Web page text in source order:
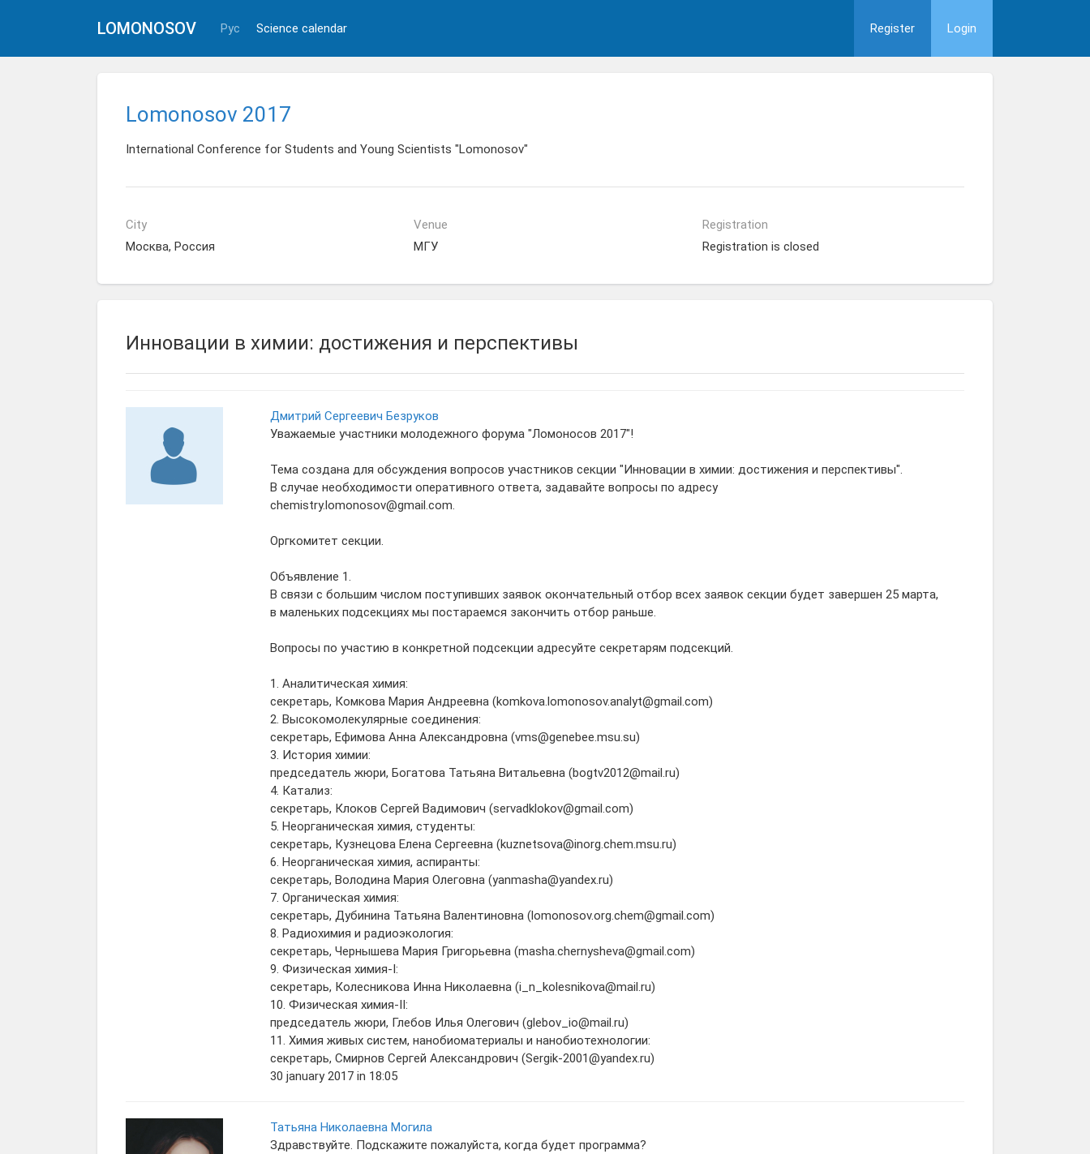
LOMONOSOV Рус Science calendar Register Login
Lomonosov 2017
International Conference for Students and Young Scientists "Lomonosov"
City
Москва, Россия
Venue
МГУ
Registration
Registration is closed
Инновации в химии: достижения и перспективы
Дмитрий Сергеевич Безруков
Уважаемые участники молодежного форума "Ломоносов 2017"!
Тема создана для обсуждения вопросов участников секции "Инновации в химии: достижения и перспективы".
В случае необходимости оперативного ответа, задавайте вопросы по адресу
chemistry.lomonosov@gmail.com.
Оргкомитет секции.
Объявление 1.
В связи с большим числом поступивших заявок окончательный отбор всех заявок секции будет завершен 25 марта,
в маленьких подсекциях мы постараемся закончить отбор раньше.
Вопросы по участию в конкретной подсекции адресуйте секретарям подсекций.
1. Аналитическая химия:
секретарь, Комкова Мария Андреевна (komkova.lomonosov.analyt@gmail.com)
2. Высокомолекулярные соединения:
секретарь, Ефимова Анна Александровна (vms@genebee.msu.su)
3. История химии:
председатель жюри, Богатова Татьяна Витальевна (bogtv2012@mail.ru)
4. Катализ:
секретарь, Клоков Сергей Вадимович (servadklokov@gmail.com)
5. Неорганическая химия, студенты:
секретарь, Кузнецова Елена Сергеевна (kuznetsova@inorg.chem.msu.ru)
6. Неорганическая химия, аспиранты:
секретарь, Володина Мария Олеговна (yanmasha@yandex.ru)
7. Органическая химия:
секретарь, Дубинина Татьяна Валентиновна (lomonosov.org.chem@gmail.com)
8. Радиохимия и радиоэкология:
секретарь, Чернышева Мария Григорьевна (masha.chernysheva@gmail.com)
9. Физическая химия-I:
секретарь, Колесникова Инна Николаевна (i_n_kolesnikova@mail.ru)
10. Физическая химия-II:
председатель жюри, Глебов Илья Олегович (glebov_io@mail.ru)
11. Химия живых систем, нанобиоматериалы и нанобиотехнологии:
секретарь, Смирнов Сергей Александрович (Sergik-2001@yandex.ru)
30 january 2017 in 18:05
Татьяна Николаевна Могила
Здравствуйте. Подскажите пожалуйста, когда будет программа?